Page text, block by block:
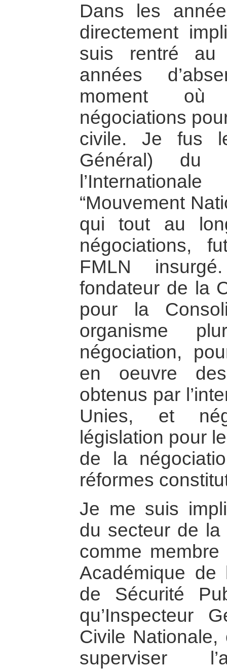
Dans les
directement
suis rentré au
années
moment où
négociations
civile. Je fus
Général) du
“Mouvement
qui tout au
négociations,
FMLN
fondateur de la
pour la
organisme
négociation,
en oeuvre
obtenus par
Unies, et
législation pour
de la
réformes
Je me suis
du secteur de la
comme
Académique de
de Sécurité
qu’Inspecteur
Civile
superviser